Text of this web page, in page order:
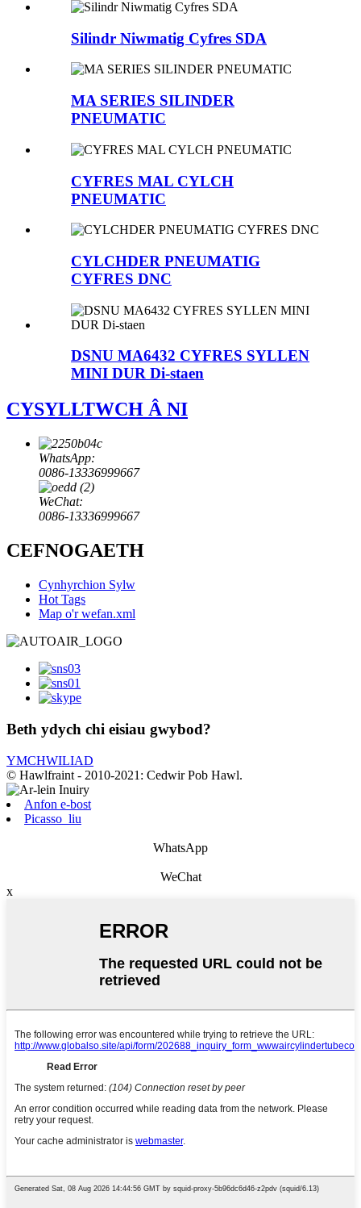
Silindr Niwmatig Cyfres SDA
MA SERIES SILINDER
PNEUMATIC
CYFRES MAL CYLCH
PNEUMATIC
CYLCHDER PNEUMATIG
CYFRES DNC
DSNU MA6432 CYFRES SYLLEN
MINI DUR Di-staen
CYSYLLTWCH Â NI
WhatsApp:
0086-13336999667
WeChat:
0086-13336999667
CEFNOGAETH
Cynhyrchion Sylw
Hot Tags
Map o'r wefan.xml
Beth ydych chi eisiau gwybod?
YMCHWILIAD
© Hawlfraint - 2010-2021: Cedwir Pob Hawl.
Anfon e-bost
Picasso_liu
WhatsApp
WeChat
x